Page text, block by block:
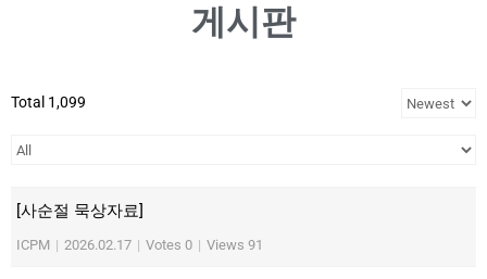
게시판
Total 1,099
[사순절 묵상자료]
ICPM | 2026.02.17 | Votes 0 | Views 91